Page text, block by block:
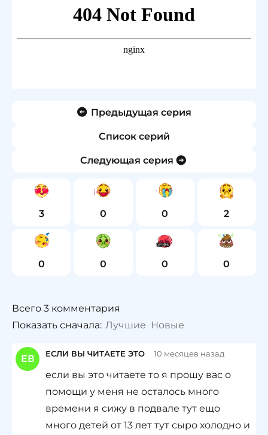
Предыдущая серия
Список серий
Следующая серия
3 0 0 2
0 0 0 0
Всего 3 комментария
Показать сначала: Лучшие Новые
ЕВ ЕСЛИ ВЫ ЧИТАЕТЕ ЭТО 10 месяцев назад
если вы это читаете то я прошу вас о
помощи у меня не осталось много
времени я сижу в подвале тут ещо
много детей от 13 лет тут сыро холодно и